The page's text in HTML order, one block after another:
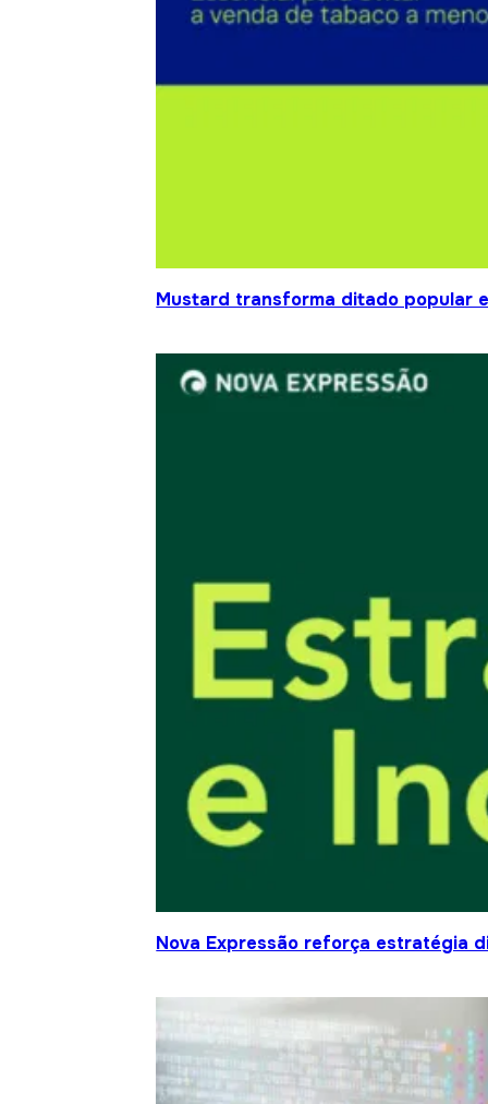
Mustard transforma ditado popular
Nova Expressão reforça estratégia